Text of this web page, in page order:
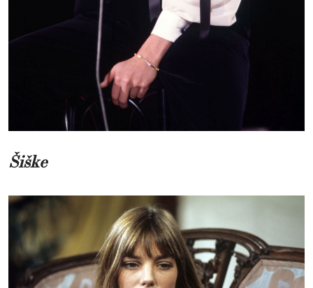
Šiške